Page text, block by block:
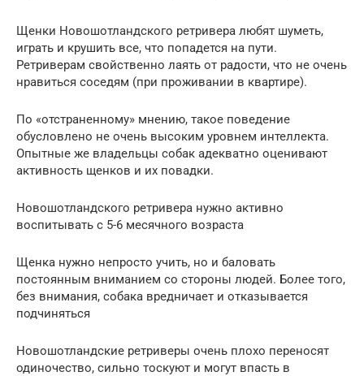
Щенки Новошотландского ретривера любят шуметь,
играть и крушить все, что попадется на пути.
Ретриверам свойственно лаять от радости, что не очень
нравиться соседям (при проживании в квартире).
По «отстраненному» мнению, такое поведение
обусловлено не очень высоким уровнем интеллекта.
Опытные же владельцы собак адекватно оценивают
активность щенков и их повадки.
Новошотландского ретривера нужно активно
воспитывать с 5-6 месячного возраста
Щенка нужно непросто учить, но и баловать
постоянным вниманием со стороны людей. Более того,
без внимания, собака вредничает и отказывается
подчиняться
Новошотландские ретриверы очень плохо переносят
одиночество, сильно тоскуют и могут впасть в